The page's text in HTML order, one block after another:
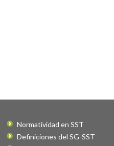
Normatividad en SST
Definiciones del SG-SST